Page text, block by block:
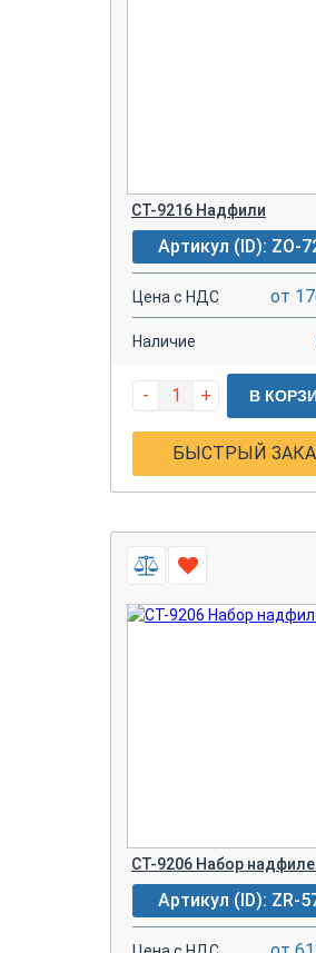
CT-9216 Надфили
Артикул (ID): ZO-
Цена с НДС от
Наличие
- + В
БЫСТРЫЙ
CT-9206 Набор
Артикул (ID): ZR-